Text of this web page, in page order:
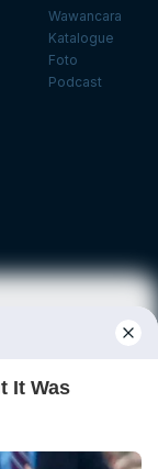
Wawancara
Katalogue
Foto
Podcast